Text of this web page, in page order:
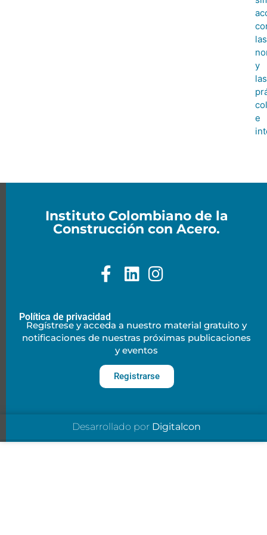
las
y
las
e
Instituto Colombiano de la
Construcción con Acero.
Política de privacidad
Regístrese y acceda a nuestro material gratuito y
notificaciones de nuestras próximas publicaciones
y eventos
Registrarse
Desarrollado por Digitalcon